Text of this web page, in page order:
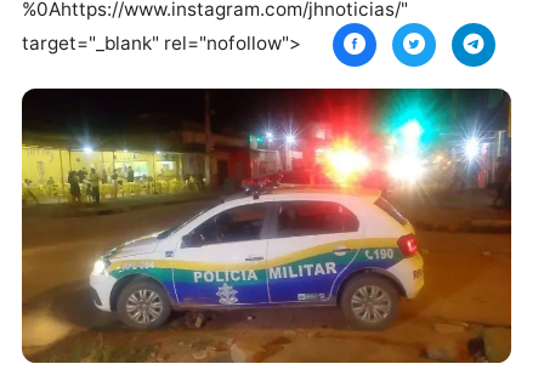
_%0A%0Ahttps://jhnoticias.com.br/policia/bancario-
preso-apos-efetuar-disparos-na-frente-de-
boate/%0A%0ASiga o JH Notícias no Instagram
%0Ahttps://www.instagram.com/jhnoticias/"
target="_blank" rel="nofollow">